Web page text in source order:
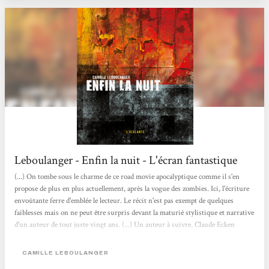
Leboulanger - Enfin la nuit - L'écran fantastique
(...) On tombe sous le charme de ce road movie apocalyptique comme il s'en
propose de plus en plus actuellement, après la vogue des zombies. Ici, l'écriture
envoûtante ferre d'emblée le lecteur. Le récit n'est pas exempt de quelques
faiblesses mais on ne peut être surpris devant la maturié stylistique et narrative
d'un auteur de tout juste vingt ans. (...) Un auteur à suivre. Claude Ecken
CAMILLE LEBOULANGER